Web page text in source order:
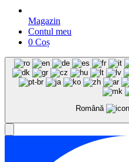
Magazin
Contul meu
0 Coș
Română